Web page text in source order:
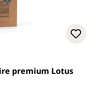
premium Lotus